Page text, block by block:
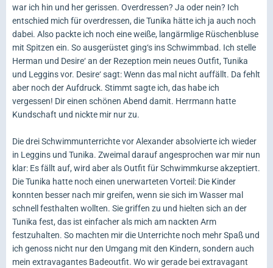
war ich hin und her gerissen. Overdressen? Ja oder nein? Ich
entschied mich für overdressen, die Tunika hätte ich ja auch noch
dabei. Also packte ich noch eine weiße, langärmlige Rüschenbluse
mit Spitzen ein. So ausgerüstet ging‘s ins Schwimmbad. Ich stelle
Herman und Desire‘ an der Rezeption mein neues Outfit, Tunika
und Leggins vor. Desire‘ sagt: Wenn das mal nicht auffällt. Da fehlt
aber noch der Aufdruck. Stimmt sagte ich, das habe ich
vergessen! Dir einen schönen Abend damit. Herrmann hatte
Kundschaft und nickte mir nur zu.
Die drei Schwimmunterrichte vor Alexander absolvierte ich wieder
in Leggins und Tunika. Zweimal darauf angesprochen war mir nun
klar: Es fällt auf, wird aber als Outfit für Schwimmkurse akzeptiert.
Die Tunika hatte noch einen unerwarteten Vorteil: Die Kinder
konnten besser nach mir greifen, wenn sie sich im Wasser mal
schnell festhalten wollten. Sie griffen zu und hielten sich an der
Tunika fest, das ist einfacher als mich am nackten Arm
festzuhalten. So machten mir die Unterrichte noch mehr Spaß und
ich genoss nicht nur den Umgang mit den Kindern, sondern auch
mein extravagantes Badeoutfit. Wo wir gerade bei extravagant